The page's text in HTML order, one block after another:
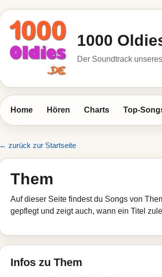
1000
Der Soundtrack
Home Hören Charts Top-
← zurück zur Startseite
Them
Auf dieser Seite findest du Songs von
gepflegt und zeigt auch, wann ein Titel
Infos zu Them